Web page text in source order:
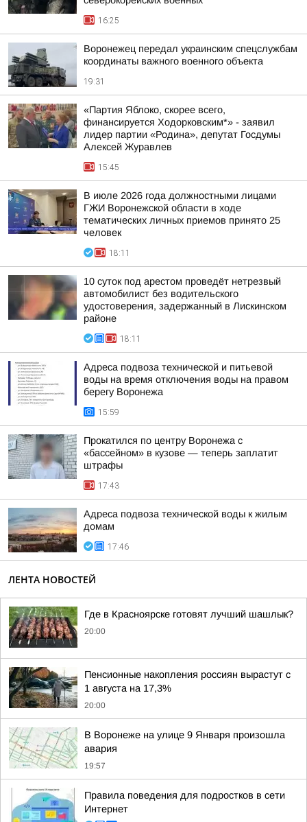
16:25
Воронежец передал украинским спецслужбам
координаты важного военного объекта
19:31
«Партия Яблоко, скорее всего,
финансируется Ходорковским*» - заявил
лидер партии «Родина», депутат Госдумы
Алексей Журавлев
15:45
В июле 2026 года должностными лицами
ГЖИ Воронежской области в ходе
тематических личных приемов принято 25
человек
18:11
10 суток под арестом проведёт нетрезвый
автомобилист без водительского
удостоверения, задержанный в Лискинском
районе
18:11
Адреса подвоза технической и питьевой
воды на время отключения воды на правом
берегу Воронежа
15:59
Прокатился по центру Воронежа с
«бассейном» в кузове — теперь заплатит
штрафы
17:43
Адреса подвоза технической воды к жилым
домам
17:46
ЛЕНТА НОВОСТЕЙ
Где в Красноярске готовят лучший шашлык?
20:00
Пенсионные накопления россиян вырастут с
1 августа на 17,3%
20:00
В Воронеже на улице 9 Января произошла
авария
19:57
Правила поведения для подростков в сети
Интернет